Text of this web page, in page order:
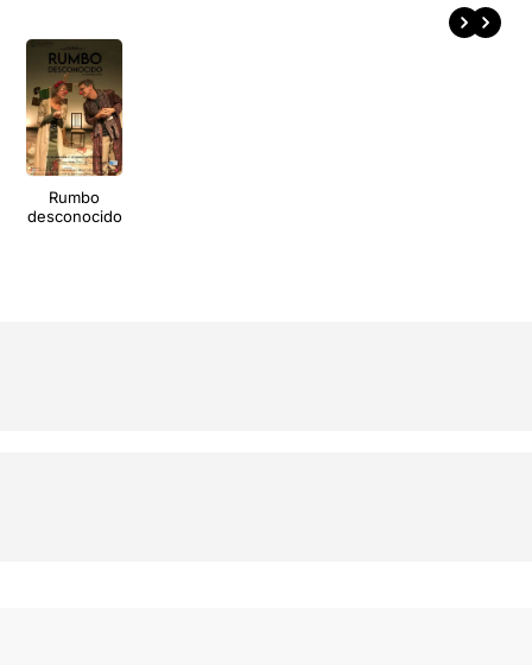
Rumbo
desconocido